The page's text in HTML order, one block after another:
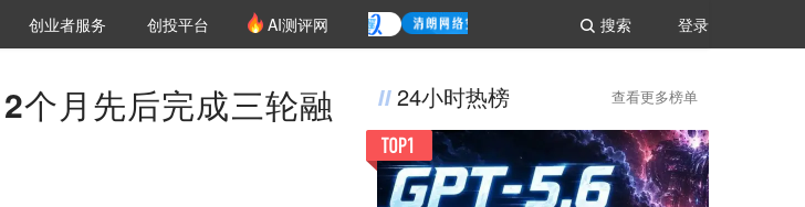
登录
搜索
创投氪堂
创业者服务 创投平台 AI测评网
个月先后完成三轮融
24小时热榜 查看更多榜单